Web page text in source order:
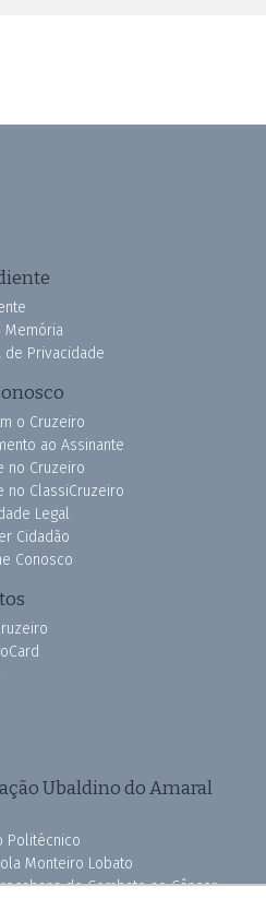
Memória
de Privacidade
o Cruzeiro
ao Assinante
no Cruzeiro
no ClassiCruzeiro
Legal
Cidadão
Conosco
Ubaldino do Amaral
Politécnico
Monteiro Lobato
de Combate ao Câncer